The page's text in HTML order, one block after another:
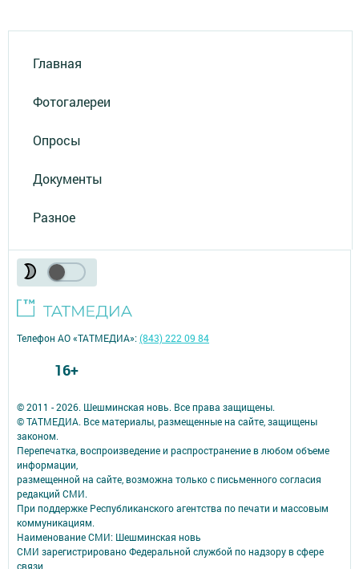
Главная
Фотогалереи
Опросы
Документы
Разное
© 2011 - 2026. Шешминская новь. Все права защищены.
© ТАТМЕДИА. Все материалы, размещенные на сайте, защищены
законом.
Перепечатка, воспроизведение и распространение в любом объеме
информации,
размещенной на сайте, возможна только с письменного согласия
редакций СМИ.
При поддержке Республиканского агентства по печати и массовым
коммуникациям.
Наименование СМИ: Шешминская новь
СМИ зарегистрировано Федеральной службой по надзору в сфере
связи,
Телефон АО «ТАТМЕДИА»:(843) 222 09 84
16+